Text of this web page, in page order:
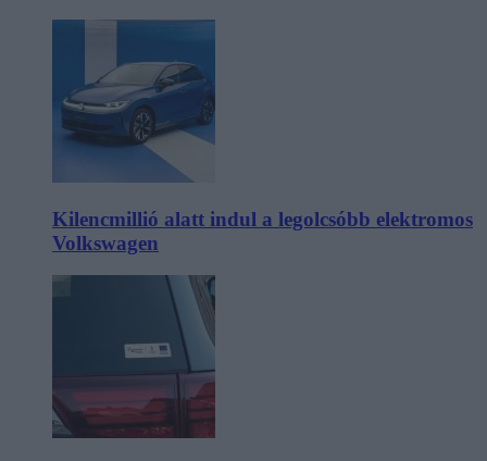
Kilencmillió alatt indul a legolcsóbb elektromos
Volkswagen